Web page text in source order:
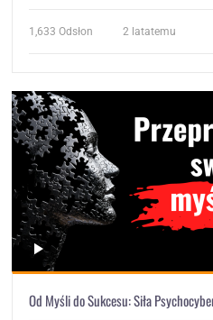
1,633 Odsłon 2 latatemu
Od Myśli do Sukcesu: Siła